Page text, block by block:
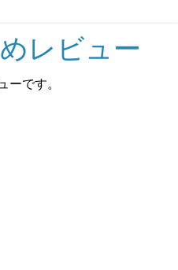
レビュー
ーです。